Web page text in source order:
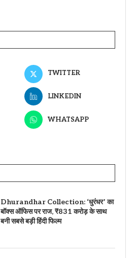
TWITTER
LINKEDIN
WHATSAPP
Dhurandhar Collection: ‘धुरंधर’ का
बॉक्स ऑफिस पर राज, ₹831 करोड़ के साथ
बनी सबसे बड़ी हिंदी फिल्म